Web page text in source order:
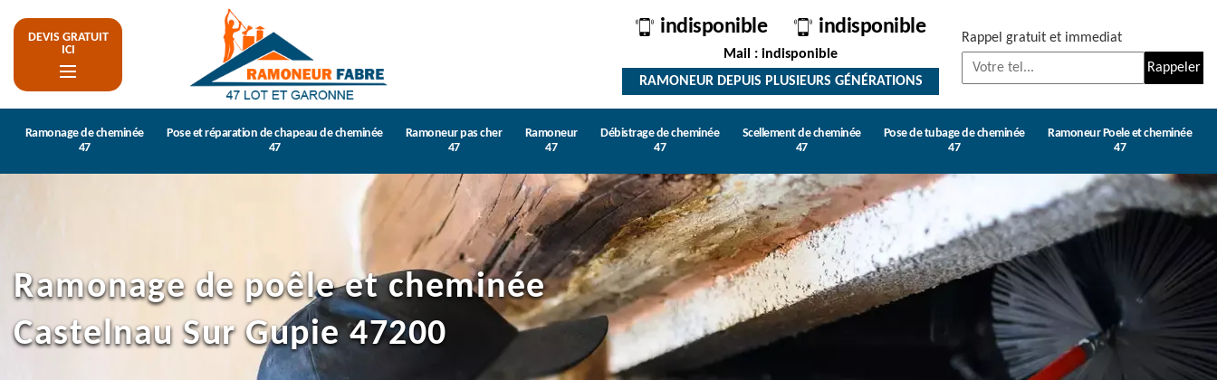
DEVIS GRATUIT
ICI
indisponible indisponible
Mail : indisponible
RAMONEUR DEPUIS PLUSIEURS GÉNÉRATIONS
Rappel gratuit et immediat
Ramonage de cheminée
47
Pose et réparation de chapeau de cheminée
47
Ramoneur pas cher
47
Ramoneur
47
Débistrage de cheminée
47
Scellement de cheminée
47
Pose de tubage de cheminée
47
Ramoneur Poele et cheminée
47
Ramonage de poêle et cheminée
Castelnau Sur Gupie 47200